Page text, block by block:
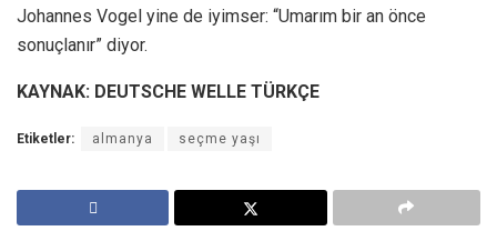
Johannes Vogel yine de iyimser: “Umarım bir an önce
sonuçlanır” diyor.
KAYNAK: DEUTSCHE WELLE TÜRKÇE
Etiketler: almanya seçme yaşı